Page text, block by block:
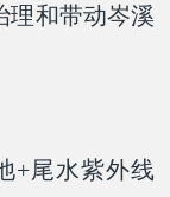
理和带动岑溪
+尾水紫外线